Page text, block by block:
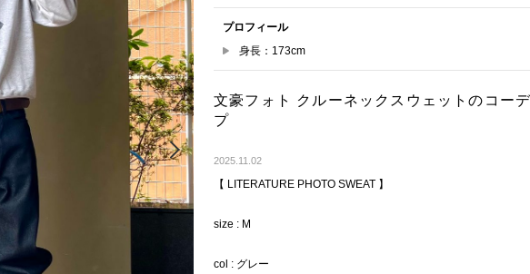
プロフィール
身長：173cm
文豪フォト クルーネックスウェットのコー
プ
2025.11.02
【 LITERATURE PHOTO SWEAT 】
size : M
col : グレー